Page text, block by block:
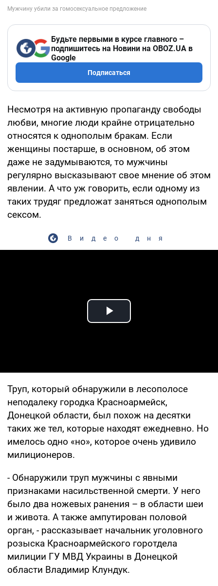
Будьте первыми в курсе главного –
подпишитесь на Новини на OBOZ.UA в
Google
Подписаться
Несмотря на активную пропаганду свободы
любви, многие люди крайне отрицательно
относятся к однополым бракам. Если
женщины постарше, в основном, об этом
даже не задумываются, то мужчины
регулярно высказывают свое мнение об этом
явлении. А что уж говорить, если одному из
таких трудяг предложат заняться однополым
сексом.
Видео дня
Play Video
Труп, который обнаружили в лесополосе
неподалеку городка Красноармейск,
Донецкой области, был похож на десятки
таких же тел, которые находят ежедневно. Но
имелось одно «но», которое очень удивило
милиционеров.
- Обнаружили труп мужчины с явными
признаками насильственной смерти. У него
было два ножевых ранения – в области шеи
и живота. А также ампутирован половой
орган, - рассказывает начальник уголовного
розыска Красноармейского горотдела
милиции ГУ МВД Украины в Донецкой
области Владимир Клундук.